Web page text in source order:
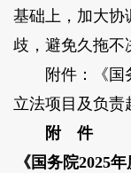
基础上，加大协
歧，避免久拖不
附件：《国务
立法项目及负责
附 件
《国务院2025